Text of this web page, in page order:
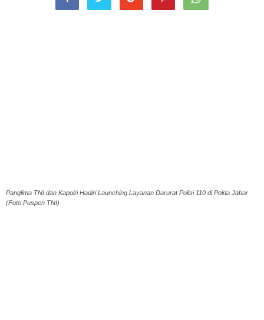
Panglima TNI dan Kapolri Hadiri Launching Layanan Darurat Polisi 110 di Polda Jabar
(Foto Puspen TNI)